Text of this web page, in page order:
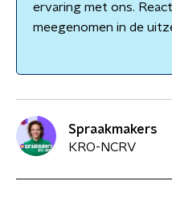
ervaring met ons.
meegenomen in de
Spraakmakers
KRO-NCRV